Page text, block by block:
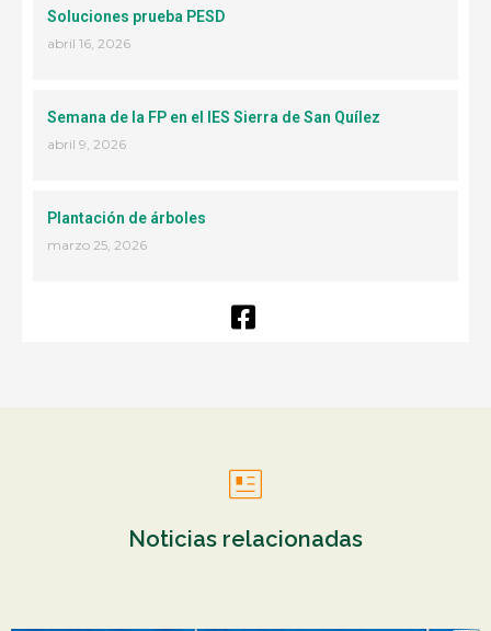
Soluciones prueba PESD
abril 16, 2026
Semana de la FP en el IES Sierra de San Quílez
abril 9, 2026
Plantación de árboles
marzo 25, 2026
Noticias relacionadas